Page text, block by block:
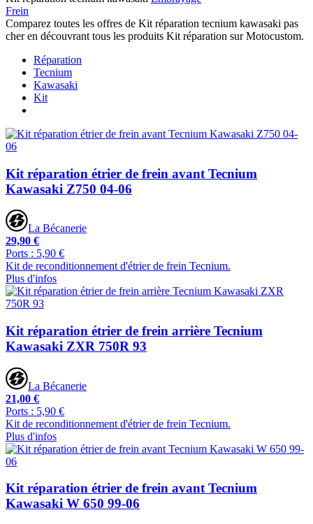
Frein
Comparez toutes les offres de Kit réparation tecnium kawasaki pas
cher en découvrant tous les produits Kit réparation sur Motocustom.
Réparation
Tecnium
Kawasaki
Kit
Kit réparation étrier de frein avant Tecnium
Kawasaki Z750 04-06
La Bécanerie
29,90 €
Ports : 5,90 €
Kit de reconditionnement d'étrier de frein Tecnium.
Plus d'infos
Kit réparation étrier de frein arrière Tecnium
Kawasaki ZXR 750R 93
La Bécanerie
21,00 €
Ports : 5,90 €
Kit de reconditionnement d'étrier de frein Tecnium.
Plus d'infos
Kit réparation étrier de frein avant Tecnium
Kawasaki W 650 99-06